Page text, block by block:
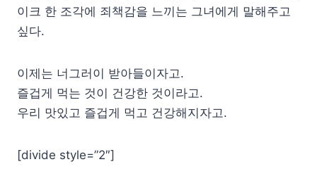
이크 한 조각에 죄책감을 느끼는 그녀에게 말해주고
싶다.
이제는 너그러이 받아들이자고.
즐겁게 먹는 것이 건강한 것이라고.
우리 맛있고 즐겁게 먹고 건강해지자고.
[divide style=”2″]